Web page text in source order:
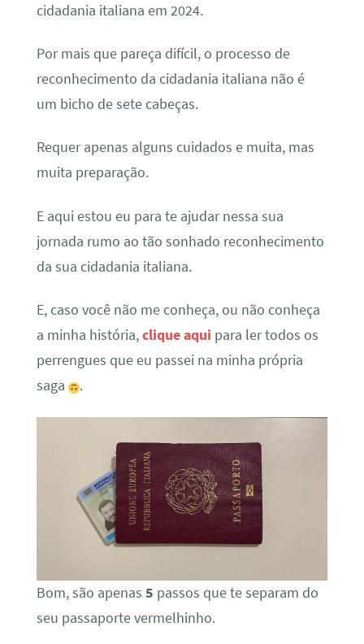
cidadania italiana em 2024.
Por mais que pareça difícil, o processo de
reconhecimento da cidadania italiana não é
um bicho de sete cabeças.
Requer apenas alguns cuidados e muita, mas
muita preparação.
E aqui estou eu para te ajudar nessa sua
jornada rumo ao tão sonhado reconhecimento
da sua cidadania italiana.
E, caso você não me conheça, ou não conheça
a minha história,clique aqui para ler todos os
perrengues que eu passei na minha própria
saga
.
Bom, são apenas 5 passos que te separam do
seu passaporte vermelhinho.